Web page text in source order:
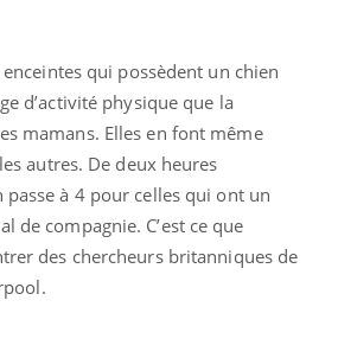
qui possèdent un chien
d’activité physique que la
mamans. Elles en font même
autres. De deux heures
à 4 pour celles qui ont un
de compagnie. C’est ce que
des chercheurs britanniques de